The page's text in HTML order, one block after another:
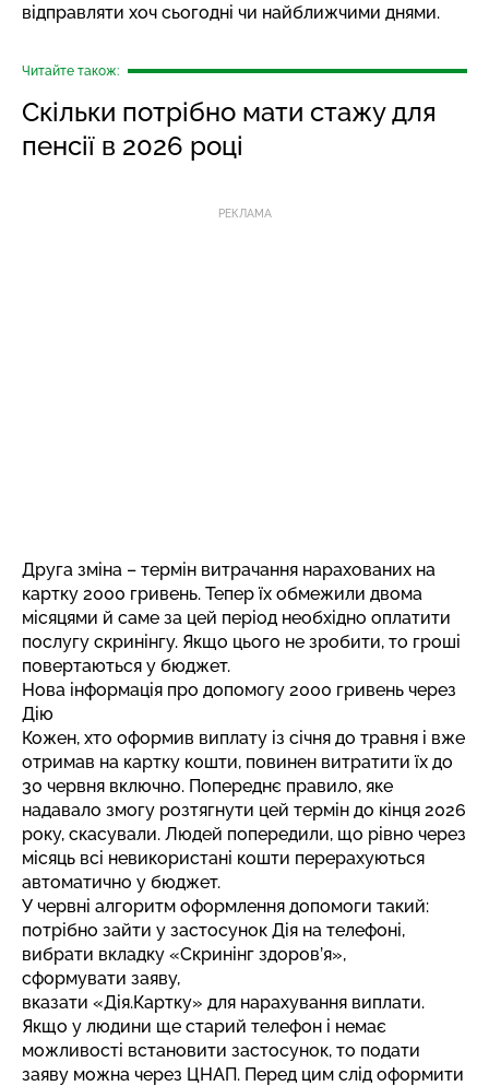
відправляти хоч сьогодні чи найближчими днями.
Читайте також:
Скільки потрібно мати стажу для
пенсії в 2026 році
РЕКЛАМА
Друга зміна – термін витрачання нарахованих на
картку 2000 гривень. Тепер їх обмежили двома
місяцями й саме за цей період необхідно оплатити
послугу скринінгу. Якщо цього не зробити, то гроші
повертаються у бюджет.
Нова інформація про допомогу 2000 гривень через
Дію
Кожен, хто оформив виплату із січня до травня і вже
отримав на картку кошти, повинен витратити їх до
30 червня включно. Попереднє правило, яке
надавало змогу розтягнути цей термін до кінця 2026
року, скасували. Людей попередили, що рівно через
місяць всі невикористані кошти перерахуються
автоматично у бюджет.
У червні алгоритм оформлення допомоги такий:
потрібно зайти у застосунок Дія на телефоні,
вибрати вкладку «Скринінг здоров’я»,
сформувати заяву,
вказати «Дія.Картку» для нарахування виплати.
Якщо у людини ще старий телефон і немає
можливості встановити застосунок, то подати
заяву можна через ЦНАП. Перед цим слід оформити